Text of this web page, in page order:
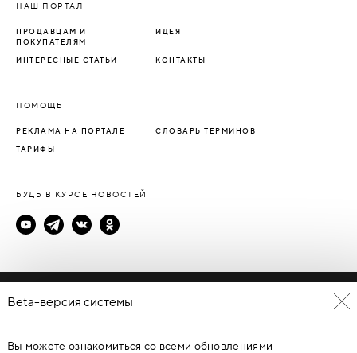
НАШ ПОРТАЛ
ПРОДАВЦАМ И
ПОКУПАТЕЛЯМ
ИДЕЯ
ИНТЕРЕСНЫЕ СТАТЬИ КОНТАКТЫ
ПОМОЩЬ
РЕКЛАМА НА ПОРТАЛЕ СЛОВАРЬ ТЕРМИНОВ
ТАРИФЫ
БУДЬ В КУРСЕ НОВОСТЕЙ
Политика конфиденциальности
© Каталог дверей - DverProf, 2021-2026Материалы сайта
Beta-версия системы
Вы можете ознакомиться со всеми обновлениями